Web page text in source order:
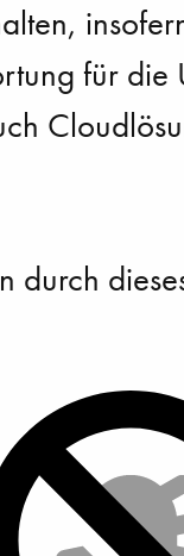
für
durch